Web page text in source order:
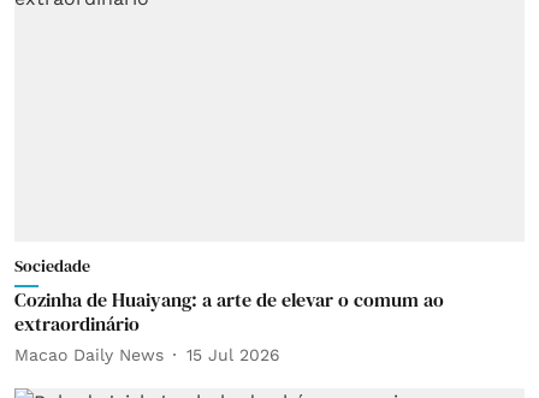
Sociedade
Cozinha de Huaiyang: a arte de elevar o comum ao
extraordinário
Macao Daily News 15 Jul 2026